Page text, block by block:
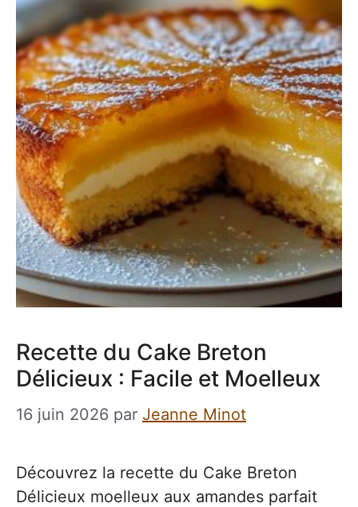
Recette du Cake Breton
Délicieux : Facile et Moelleux
16 juin 2026 par Jeanne Minot
Découvrez la recette du Cake Breton
Délicieux moelleux aux amandes parfait